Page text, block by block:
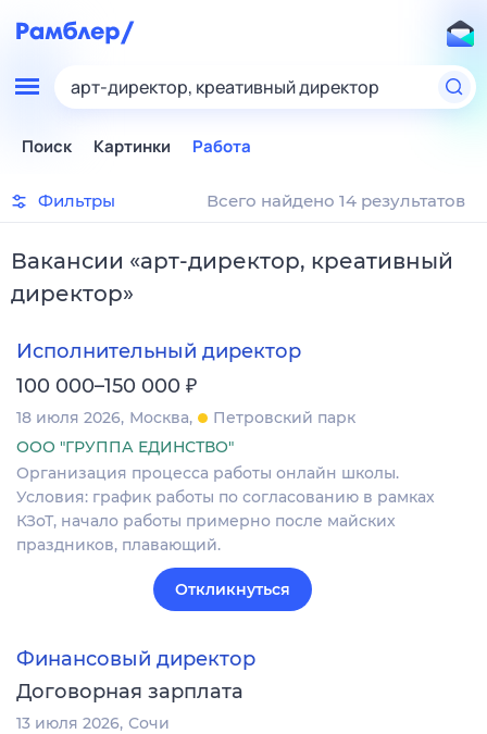
арт-директор, креативный директор
Поиск Картинки Работа
Фильтры Всего найдено 14 результатов
Вакансии «арт-директор, креативный
директор»
Исполнительный директор
100 000–150 000 ₽
18 июля 2026 Москва
Петровский парк
ООО "ГРУППА ЕДИНСТВО"
Организация процесса работы онлайн школы.
Условия: график работы по согласованию в рамках
КЗоТ, начало работы примерно после майских
праздников, плавающий.
Откликнуться
Финансовый директор
Договорная зарплата
13 июля 2026 Сочи